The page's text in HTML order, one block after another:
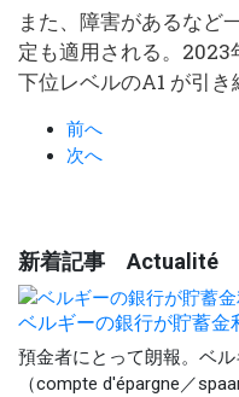
また、障害があるなど
定も適用される。2023
下位レベルのA1 が引き
前へ
次へ
新着記事 Actualité
ベルギーの銀行が貯蓄金
預金者にとって朗報。ベ
（compte d'épargne／